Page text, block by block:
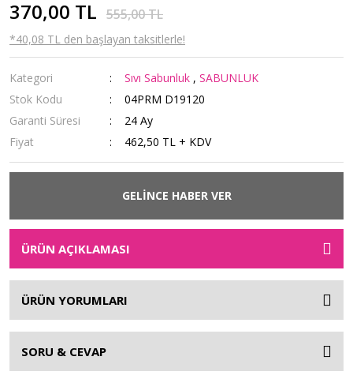
370,00 TL 555,00 TL
*40,08 TL den başlayan taksitlerle!
Kategori Sıvı Sabunluk ,SABUNLUK
Stok Kodu
04PRM D19120
Garanti Süresi
24 Ay
Fiyat
462,50 TL + KDV
GELİNCE HABER VER
ÜRÜN AÇIKLAMASI
ÜRÜN YORUMLARI
SORU & CEVAP